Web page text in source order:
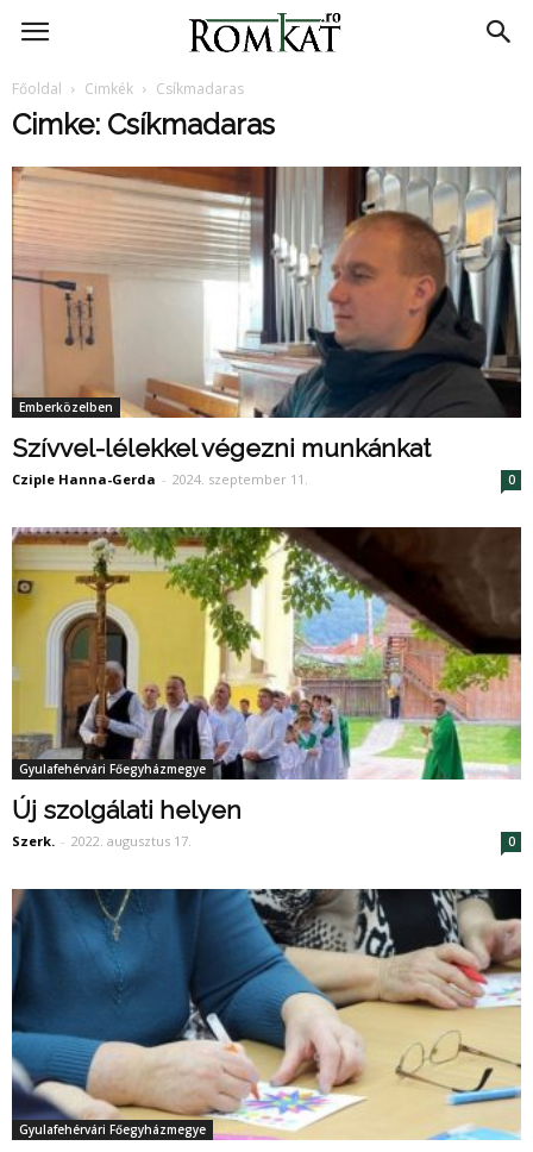
RomKat.ro
Főoldal Cimkék Csíkmadaras
Cimke: Csíkmadaras
Emberközelben
Szívvel-lélekkel végezni munkánkat
Cziple Hanna-Gerda - 2024. szeptember 11. 0
Gyulafehérvári Főegyházmegye
Új szolgálati helyen
Szerk. - 2022. augusztus 17. 0
Gyulafehérvári Főegyházmegye